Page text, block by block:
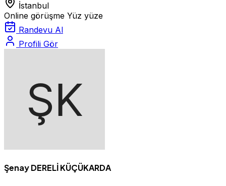
İstanbul
Online görüşme Yüz yüze
Randevu Al
Profili Gör
Şenay DERELİ KÜÇÜKARDA